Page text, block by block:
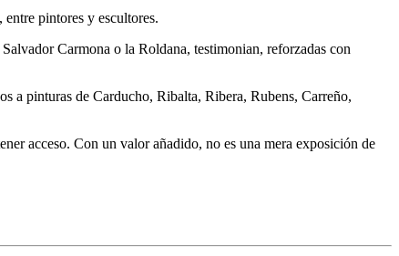
pintores y escultores.
Carmona o la Roldana, testimonian, reforzadas con
a pinturas de Carducho, Ribalta, Ribera, Rubens, Carreño,
acceso. Con un valor añadido, no es una mera exposición de